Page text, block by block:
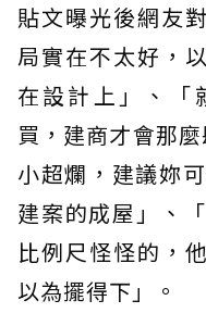
貼文曝光後網友
局實在不太好，
在設計上」、「
買，建商才會那
小超爛，建議妳
建案的成屋」、
比例尺怪怪的，
以為擺得下」。